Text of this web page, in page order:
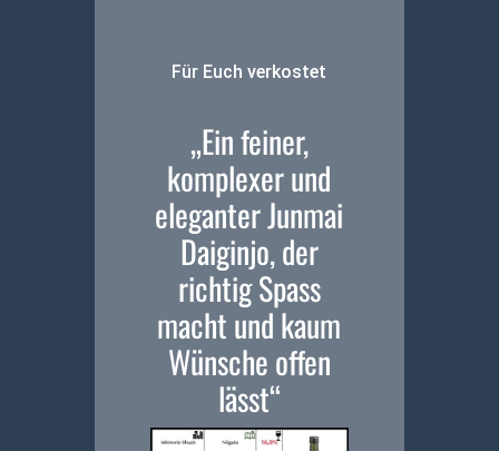
Für Euch verkostet
„Ein feiner,
komplexer und
eleganter Junmai
Daiginjo, der
richtig Spass
macht und kaum
Wünsche offen
lässt“